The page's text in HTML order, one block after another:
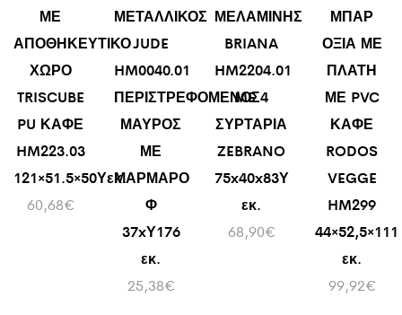
ΜΕ
ΑΠΟΘΗΚΕΥΤΙΚΟ
ΧΩΡΟ
TRISCUBE
PU ΚΑΦΕ
HM223.03
121×51.5×50Υεκ.
60,68€
ΜΕΤΑΛΛΙΚΟΣ
JUDE
HM0040.01
ΠΕΡΙΣΤΡΕΦΟΜΕΝΟΣ
ΜΑΥΡΟΣ
ΜΕ
ΜΑΡΜΑΡΟ
Φ
37xΥ176
εκ.
25,38€
ΜΕΛΑΜΙΝΗΣ
BRIANA
HM2204.01
ME 4
ΣΥΡΤΑΡΙΑ
ZEBRANO
75x40x83Υ
εκ.
68,90€
ΜΠΑΡ
ΟΞΙΑ ΜΕ
ΠΛΑΤΗ
ΜΕ PVC
ΚΑΦΕ
RODOS
VEGGE
HM299
44×52,5×111
εκ.
99,92€